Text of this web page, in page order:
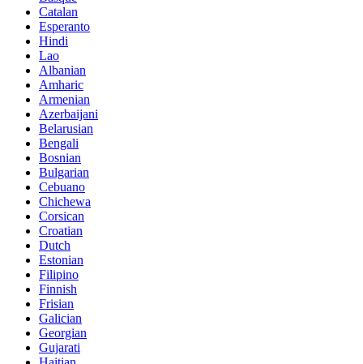
Catalan
Esperanto
Hindi
Lao
Albanian
Amharic
Armenian
Azerbaijani
Belarusian
Bengali
Bosnian
Bulgarian
Cebuano
Chichewa
Corsican
Croatian
Dutch
Estonian
Filipino
Finnish
Frisian
Galician
Georgian
Gujarati